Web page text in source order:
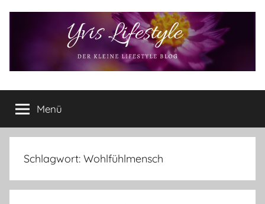
Yvis
Lifestyle
Lifestyle
Blog
–
Lifestyle,
Produkttests
Menü
Schlagwort: Wohlfühlmensch